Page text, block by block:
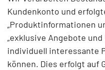
Kundenkonto und
„Produktinformationen
„exklusive Angebote
individuell interessante
können. Dies erfolgt auf